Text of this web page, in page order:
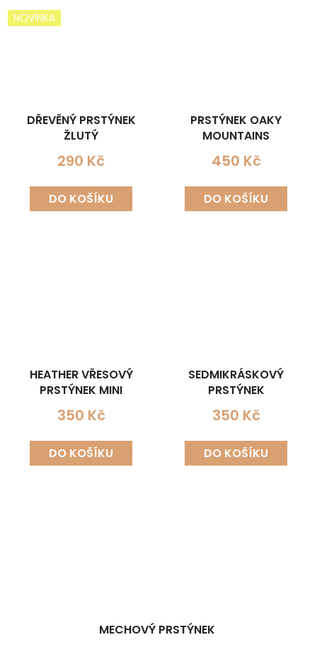
NOVINKA
DŘEVĚNÝ PRSTÝNEK
ŽLUTÝ
290 Kč
DO KOŠÍKU
PRSTÝNEK OAKY
MOUNTAINS
450 Kč
DO KOŠÍKU
HEATHER VŘESOVÝ
PRSTÝNEK MINI
350 Kč
DO KOŠÍKU
SEDMIKRÁSKOVÝ
PRSTÝNEK
350 Kč
DO KOŠÍKU
MECHOVÝ PRSTÝNEK